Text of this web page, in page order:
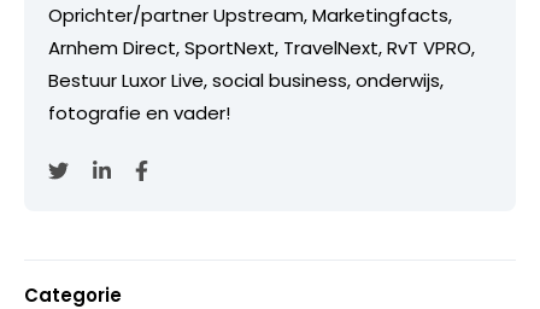
Oprichter/partner Upstream, Marketingfacts,
Arnhem Direct, SportNext, TravelNext, RvT VPRO,
Bestuur Luxor Live, social business, onderwijs,
fotografie en vader!
Categorie